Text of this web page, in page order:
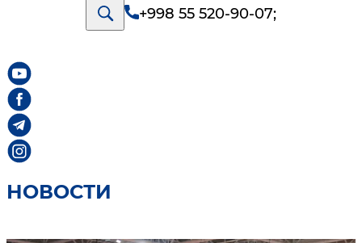
+998 55 520-90-07;
НОВОСТИ